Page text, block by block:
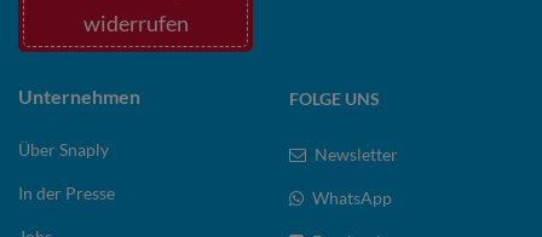
widerrufen
Unternehmen
Über Snaply
In der Presse
FOLGE UNS
Newsletter
WhatsApp